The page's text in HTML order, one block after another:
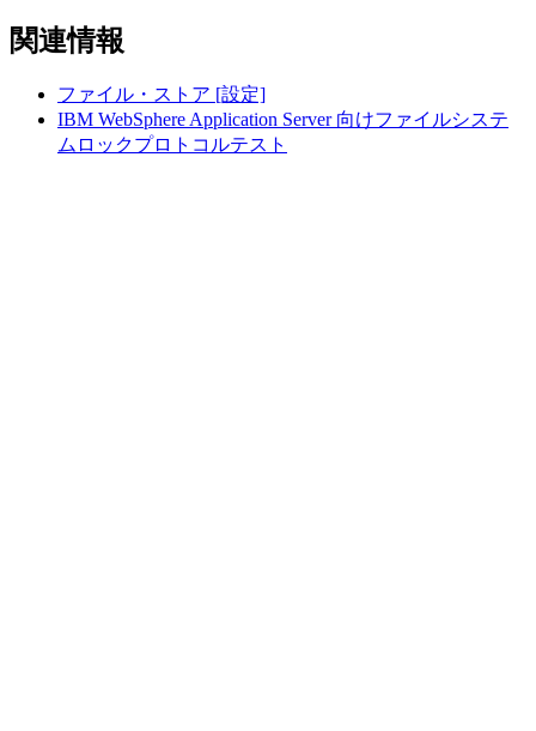
関連情報
ファイル・ストア [設定]
IBM WebSphere Application Server 向けファイルシステ
ムロックプロトコルテスト